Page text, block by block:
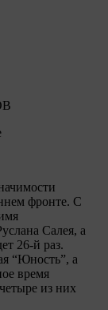
фронте. C
Салея, а
26-й раз.
“Юность”, а
время
из них